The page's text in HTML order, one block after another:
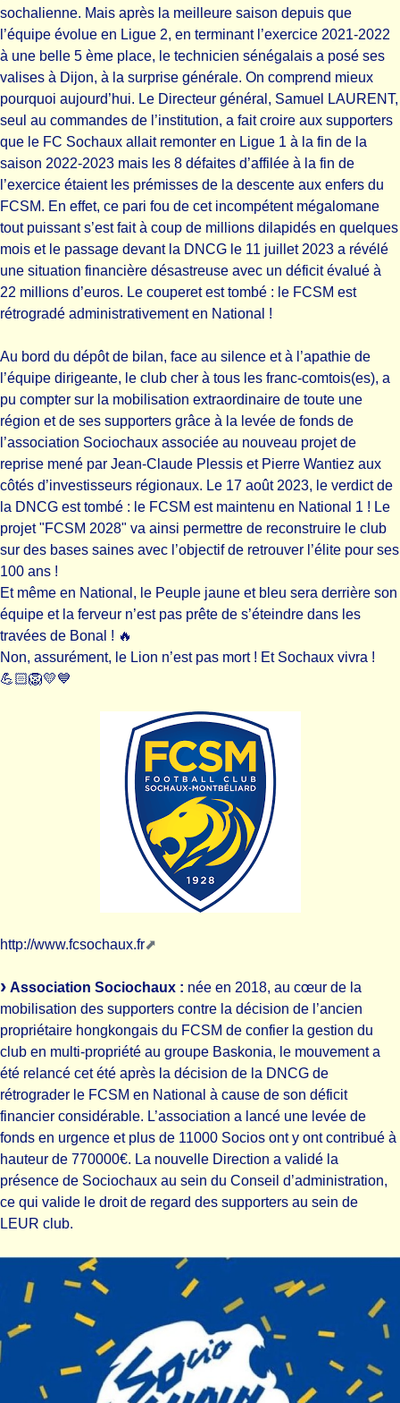
sochalienne. Mais après la meilleure saison depuis que
l’équipe évolue en Ligue 2, en terminant l’exercice 2021-2022
à une belle 5 ème place, le technicien sénégalais a posé ses
valises à Dijon, à la surprise générale. On comprend mieux
pourquoi aujourd’hui. Le Directeur général, Samuel LAURENT,
seul au commandes de l’institution, a fait croire aux supporters
que le FC Sochaux allait remonter en Ligue 1 à la fin de la
saison 2022-2023 mais les 8 défaites d’affilée à la fin de
l’exercice étaient les prémisses de la descente aux enfers du
FCSM. En effet, ce pari fou de cet incompétent mégalomane
tout puissant s’est fait à coup de millions dilapidés en quelques
mois et le passage devant la DNCG le 11 juillet 2023 a révélé
une situation financière désastreuse avec un déficit évalué à
22 millions d’euros. Le couperet est tombé : le FCSM est
rétrogradé administrativement en National !
Au bord du dépôt de bilan, face au silence et à l’apathie de
l’équipe dirigeante, le club cher à tous les franc-comtois(es), a
pu compter sur la mobilisation extraordinaire de toute une
région et de ses supporters grâce à la levée de fonds de
l’association Sociochaux associée au nouveau projet de
reprise mené par Jean-Claude Plessis et Pierre Wantiez aux
côtés d’investisseurs régionaux. Le 17 août 2023, le verdict de
la DNCG est tombé : le FCSM est maintenu en National 1 ! Le
projet "FCSM 2028" va ainsi permettre de reconstruire le club
sur des bases saines avec l’objectif de retrouver l’élite pour ses
100 ans !
Et même en National, le Peuple jaune et bleu sera derrière son
équipe et la ferveur n’est pas prête de s’éteindre dans les
travées de Bonal ! 🔥
Non, assurément, le Lion n’est pas mort ! Et Sochaux vivra !
💪🏻🦁💛💙
http://www.fcsochaux.fr
Association Sociochaux : née en 2018, au cœur de la
mobilisation des supporters contre la décision de l’ancien
propriétaire hongkongais du FCSM de confier la gestion du
club en multi-propriété au groupe Baskonia, le mouvement a
été relancé cet été après la décision de la DNCG de
rétrograder le FCSM en National à cause de son déficit
financier considérable. L’association a lancé une levée de
fonds en urgence et plus de 11000 Socios ont y ont contribué à
hauteur de 770000€. La nouvelle Direction a validé la
présence de Sociochaux au sein du Conseil d’administration,
ce qui valide le droit de regard des supporters au sein de
LEUR club.